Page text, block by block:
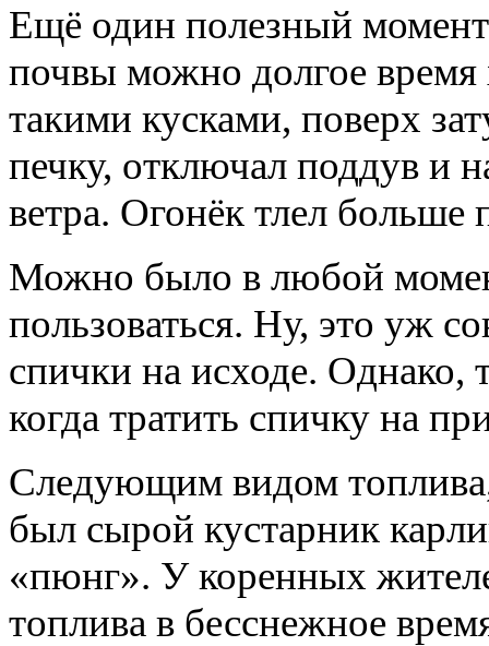
Ещё один полезный
почвы можно долгое время
такими кусками, поверх
печку, отключал поддув и
ветра. Огонёк тлел больше
Можно было в любой
пользоваться. Ну, это уж
спички на исходе. Однако,
когда тратить спичку на
Следующим видом
был сырой кустарник
«пюнг». У коренных
топлива в бесснежное